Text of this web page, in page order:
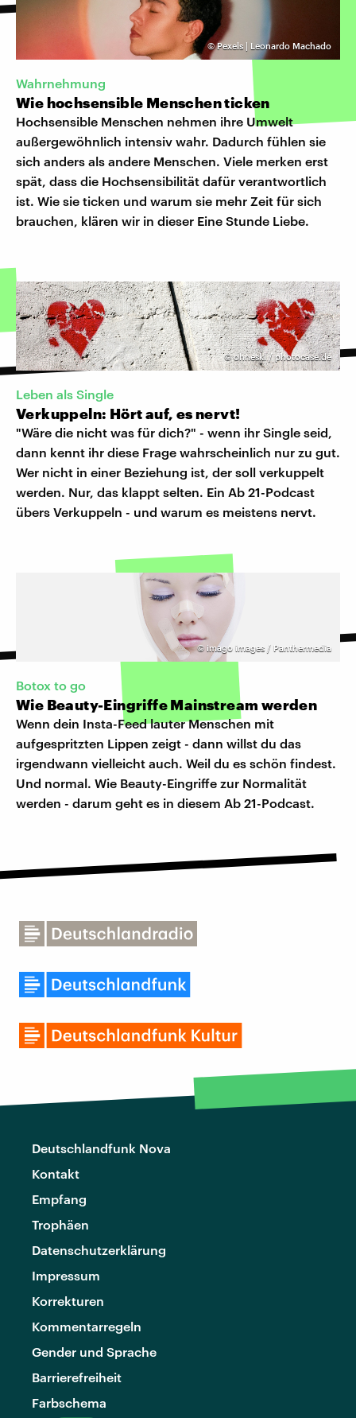
©Pexels | Leonardo Machado
Wahrnehmung
Wie hochsensible Menschen ticken
Hochsensible Menschen nehmen ihre Umwelt
außergewöhnlich intensiv wahr. Dadurch fühlen sie
sich anders als andere Menschen. Viele merken erst
spät, dass die Hochsensibilität dafür verantwortlich
ist. Wie sie ticken und warum sie mehr Zeit für sich
brauchen, klären wir in dieser Eine Stunde Liebe.
©ohneski / photocase.de
Leben als Single
Verkuppeln: Hört auf, es nervt!
"Wäre die nicht was für dich?" - wenn ihr Single seid,
dann kennt ihr diese Frage wahrscheinlich nur zu gut.
Wer nicht in einer Beziehung ist, der soll verkuppelt
werden. Nur, das klappt selten. Ein Ab 21-Podcast
übers Verkuppeln - und warum es meistens nervt.
© imago images / Panthermedia
Botox to go
Wie Beauty-Eingriffe Mainstream werden
Wenn dein Insta-Feed lauter Menschen mit
aufgespritzten Lippen zeigt - dann willst du das
irgendwann vielleicht auch. Weil du es schön findest.
Und normal. Wie Beauty-Eingriffe zur Normalität
werden - darum geht es in diesem Ab 21-Podcast.
Deutschlandfunk Nova
Kontakt
Empfang
Trophäen
Datenschutzerklärung
Impressum
Korrekturen
Kommentarregeln
Gender und Sprache
Barrierefreiheit
Farbschema